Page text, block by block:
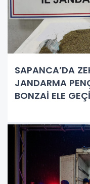
SAPANCA’DA
JANDARMA
BONZAİ ELE